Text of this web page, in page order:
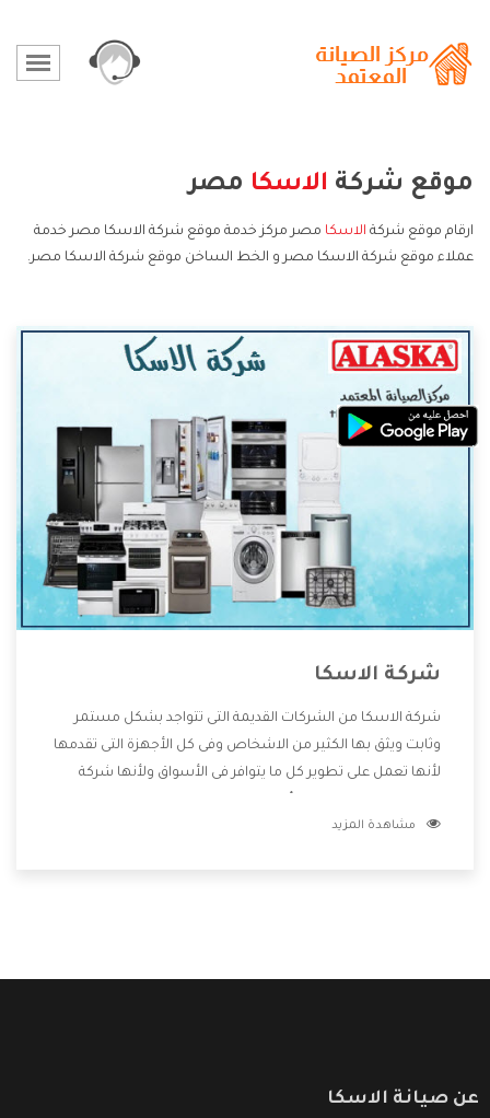
موقع شركة الاسكا مصر
ارقام موقع شركة الاسكا مصر مركز خدمة موقع شركة الاسكا مصر خدمة
عملاء موقع شركة الاسكا مصر و الخط الساخن موقع شركة الاسكا مصر.
شركة الاسكا
شركة الاسكا من الشركات القديمة التى تتواجد بشكل مستمر
وثابت ويثق بها الكثير من الاشخاص وفى كل الأجهزة التى تقدمها
لأنها تعمل على تطوير كل ما يتوافر فى الأسواق ولأنها شركة
وتقدم للعملاء أقوى العروض والخصومات التى تسهل على
مشاهدة المزيد
عن صيانة الاسكا